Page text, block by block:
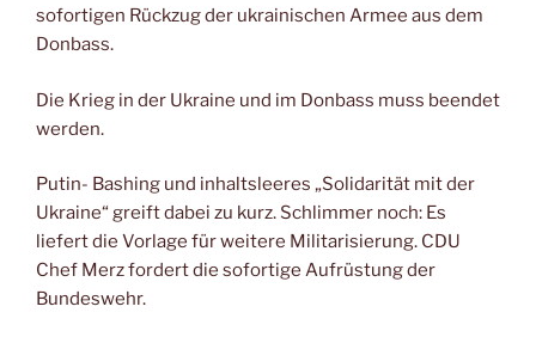
sofortigen Rückzug der ukrainischen Armee aus dem
Donbass.
Die Krieg in der Ukraine und im Donbass muss beendet
werden.
Putin- Bashing und inhaltsleeres „Solidarität mit der
Ukraine“ greift dabei zu kurz. Schlimmer noch: Es
liefert die Vorlage für weitere Militarisierung. CDU
Chef Merz fordert die sofortige Aufrüstung der
Bundeswehr.